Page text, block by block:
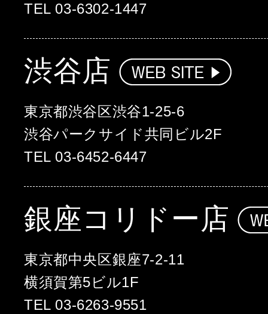
TEL 03-6302-1447
渋谷店
東京都渋谷区渋谷1-25-6
渋谷パークサイド共同ビル2F
TEL 03-6452-6447
銀座コリドー店
東京都中央区銀座7-2-11
横須賀第5ビル1F
TEL 03-6263-9551